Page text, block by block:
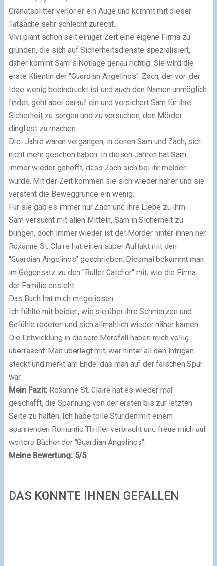
Granatsplitter verlor er ein Auge und kommt mit dieser
Tatsache sehr schlecht zurecht.
Vivi plant schon seit einiger Zeit eine eigene Firma zu
gründen, die sich auf Sicherheitsdienste spezialisiert,
daher kommt Sam´s Notlage genau richtig. Sie wird die
erste Klientin der "Guardian Angelinos". Zach, der von der
Idee wenig beeindruckt ist und auch den Namen unmöglich
findet, geht aber darauf ein und versichert Sam für ihre
Sicherheit zu sorgen und zu versuchen, den Mörder
dingfest zu machen.
Drei Jahre waren vergangen, in denen Sam und Zach, sich
nicht mehr gesehen haben. In diesen Jahren hat Sam
immer wieder gehofft, dass Zach sich bei ihr melden
würde. Mit der Zeit kommen sie sich wieder näher und sie
versteht die Beweggründe ein wenig.
Für sie gab es immer nur Zach und ihre Liebe zu ihm.
Sam versucht mit allen Mitteln, Sam in Sicherheit zu
bringen, doch immer wieder ist der Mörder hinter ihnen her.
Roxanne St. Claire hat einen super Auftakt mit den
"Guardian Angelinos" geschrieben. Diesmal bekommt man
im Gegensatz zu den "Bullet Catcher" mit, wie die Firma
der Familie ensteht.
Das Buch hat mich mitgerissen.
Ich fühlte mit beiden, wie sie über ihre Schmerzen und
Gefühle redeten und sich allmählich wieder näher kamen.
Die Entwicklung in diesem Mordfall haben mich völlig
überrascht. Man überlegt mit, wer hinter all den Intrigen
steckt und merkt am Ende, das man auf der falschen Spur
war.
Mein Fazit: Roxanne St. Claire hat es wieder mal
geschafft, die Spannung von der ersten bis zur letzten
Seite zu halten. Ich habe tolle Stunden mit einem
spannenden Romantic Thriller verbracht und freue mich auf
weitere Bücher der "Guardian Angelinos".
Meine Bewertung: 5/5
DAS KÖNNTE IHNEN GEFALLEN